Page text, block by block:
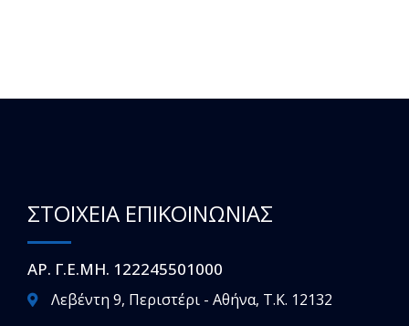
ΣΤΟΙΧΕΙΑ ΕΠΙΚΟΙΝΩΝΙΑΣ
ΑΡ. Γ.Ε.ΜΗ. 122245501000
Λεβέντη 9, Περιστέρι - Αθήνα, T.K. 12132